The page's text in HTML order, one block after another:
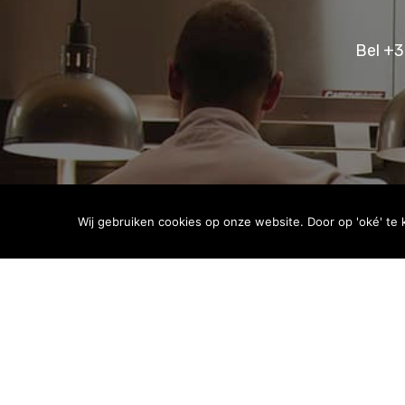
Bel
Wij gebruiken cookies op onze website. Door op 'oké'